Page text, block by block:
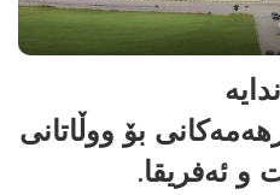
بۆ ووڵاتانی
و ئەفریقا.